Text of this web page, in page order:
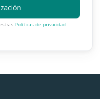
Políticas de privacidad